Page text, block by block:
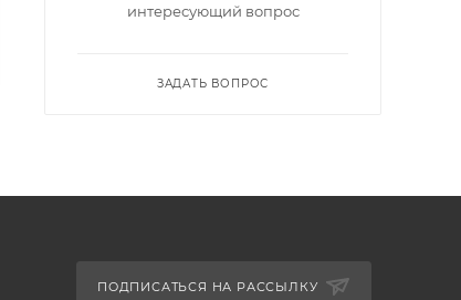
интересующий вопрос
ЗАДАТЬ ВОПРОС
ПОДПИСАТЬСЯ НА РАССЫЛКУ